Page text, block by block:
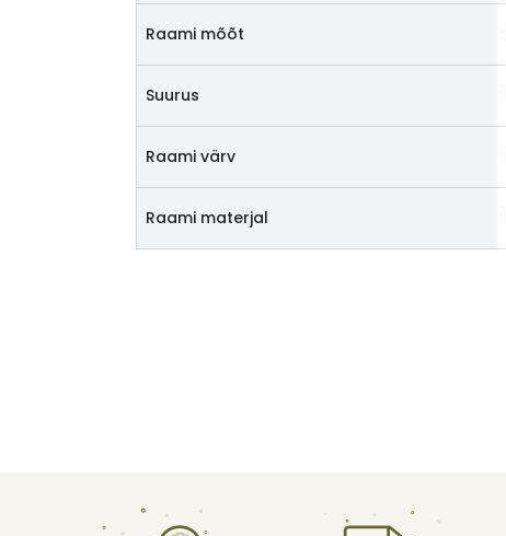
Raami mõõt
Suurus
Raami värv
Raami materjal